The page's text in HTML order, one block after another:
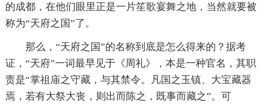
的成都，在他们眼里正是一片笙歌宴舞之地，当然就要被
称为“天府之国”了。
那么，“天府之国”的名称到底是怎么得来的？据考
证，“天府”一词最早见于《周礼》，本是一种官名，其职
责是“掌祖庙之守藏，与其禁令。凡国之玉镇、大宝藏器
焉，若有大祭大丧，则出而陈之，既事而藏之”。可